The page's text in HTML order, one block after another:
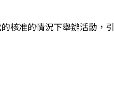
核准的情況下舉辦活動，引